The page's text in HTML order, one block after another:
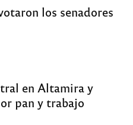
los senadores
en Altamira y
pan y trabajo